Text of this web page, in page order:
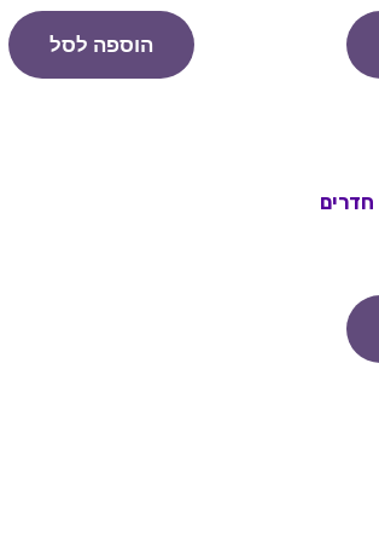
מתוך
הוספה לסל